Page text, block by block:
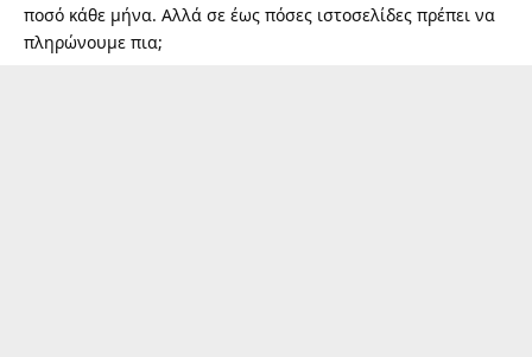
ποσό κάθε μήνα. Αλλά σε έως πόσες ιστοσελίδες πρέπει να
πληρώνουμε πια;